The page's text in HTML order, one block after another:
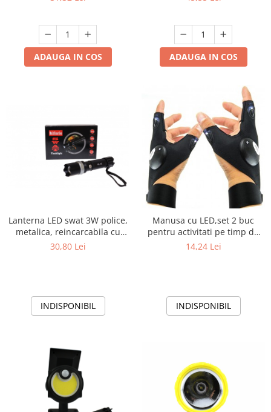
ADAUGA IN COS ADAUGA IN COS
Lanterna LED swat 3W police,
metalica, reincarcabila cu
Acumulator
30,80 Lei
INDISPONIBIL
Manusa cu LED,set 2 buc
pentru activitati pe timp de
noapte, pentru mecanici,
14,24 Lei
INDISPONIBIL